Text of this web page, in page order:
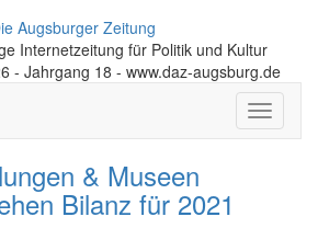
Augsburger Zeitung
Internetzeitung für Politik und Kultur
- Jahrgang 18 - www.daz-augsburg.de
Toggle
& Museen
Bilanz für 2021